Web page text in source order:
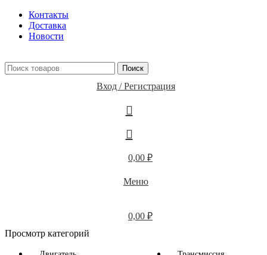
Контакты
Доставка
Новости
Поиск
Вход / Регистрация
0,00 ₽
Меню
0,00 ₽
Просмотр категорий